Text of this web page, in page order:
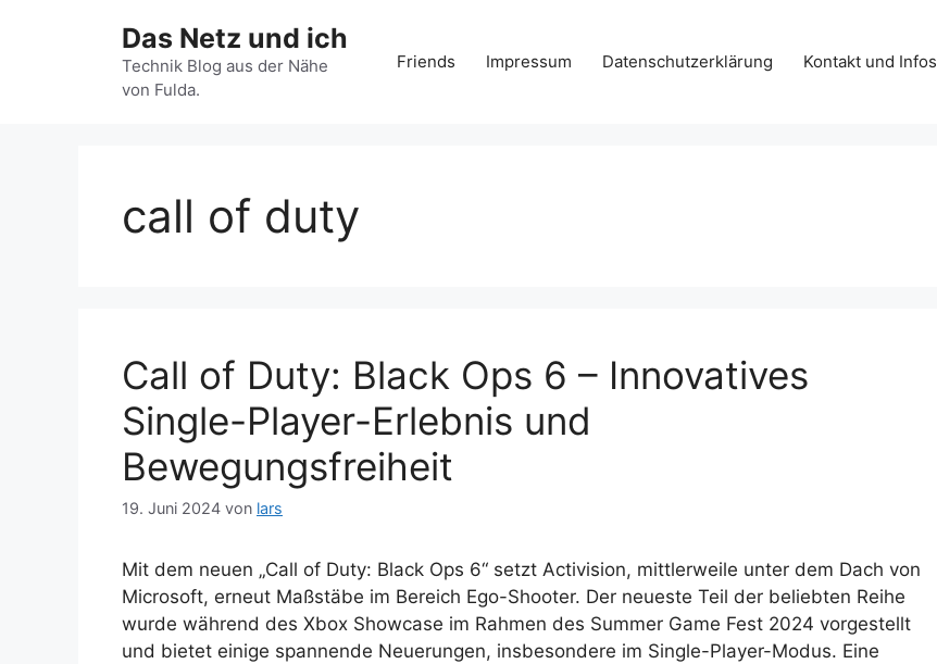
Das Netz und ich
Technik Blog aus der Nähe
von Fulda.
Friends Impressum Datenschutzerklärung Kontakt und Infos
call of duty
Call of Duty: Black Ops 6 – Innovatives
Single-Player-Erlebnis und
Bewegungsfreiheit
19. Juni 2024 von lars
Mit dem neuen „Call of Duty: Black Ops 6“ setzt Activision, mittlerweile unter dem Dach von
Microsoft, erneut Maßstäbe im Bereich Ego-Shooter. Der neueste Teil der beliebten Reihe
wurde während des Xbox Showcase im Rahmen des Summer Game Fest 2024 vorgestellt
und bietet einige spannende Neuerungen, insbesondere im Single-Player-Modus. Eine